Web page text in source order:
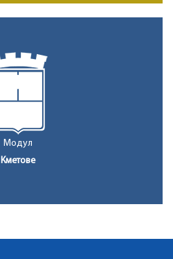
Модул
Кметове